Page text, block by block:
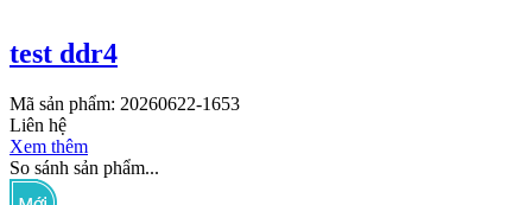
test ddr4
Mã sản phẩm: 20260622-1653
Liên hệ
Xem thêm
So sánh sản phẩm...